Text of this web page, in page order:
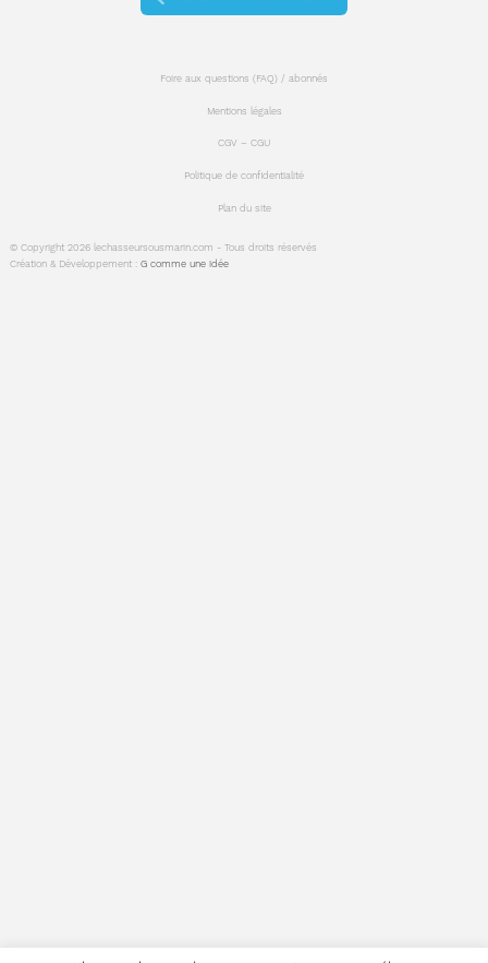
© Copyright 2026 lechasseursousmarin.com - Tous droits réservés
Création & Développement :G comme une idée
Foire aux questions (FAQ) / abonnés
Mentions légales
CGV – CGU
Politique de confidentialité
Plan du site